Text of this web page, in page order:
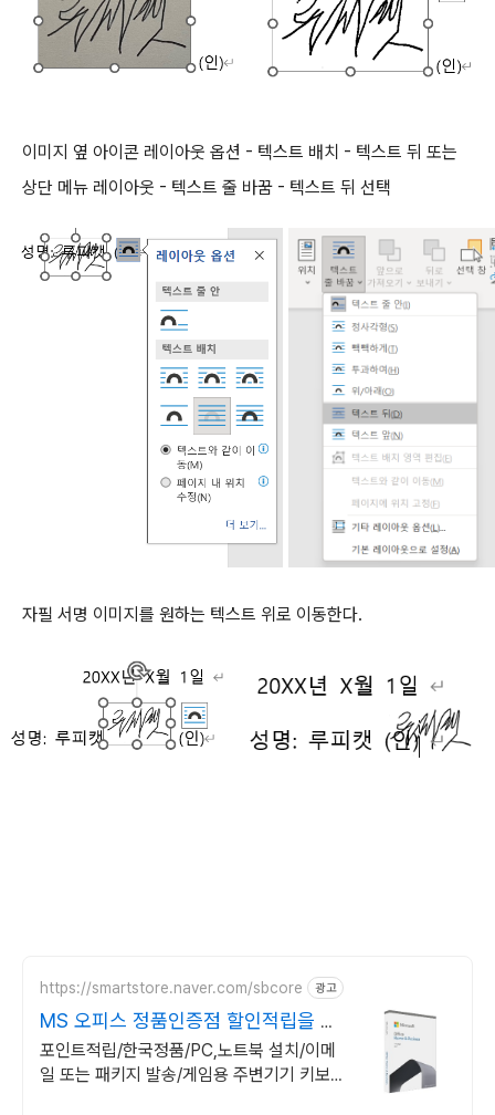
이미지 옆 아이콘 레이아웃 옵션 - 텍스트 배치 - 텍스트 뒤 또는
상단 메뉴 레이아웃 - 텍스트 줄 바꿈 - 텍스트 뒤 선택
자필 서명 이미지를 원하는 텍스트 위로 이동한다.
https://smartstore.naver.com/sbcore 광고
MS 오피스 정품인증점 할인적립을 확
인하세요!
포인트적립/한국정품/PC,노트북 설치/이메
일 또는 패키지 발송/게임용 주변기기 키보